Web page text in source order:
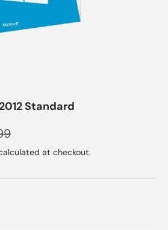
Standard
price
at checkout.